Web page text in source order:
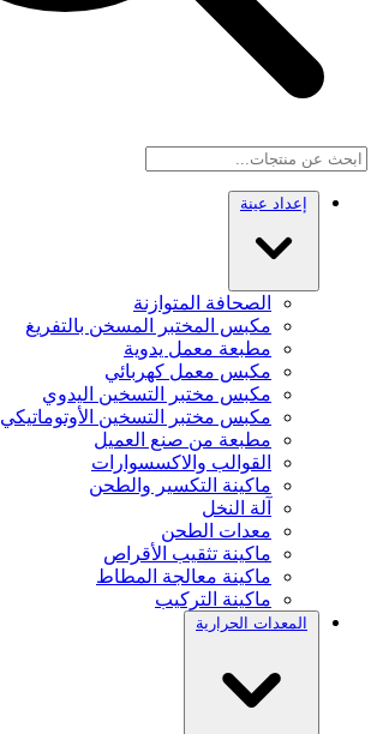
إعداد عينة
الصحافة المتوازنة
مكبس المختبر المسخن بالتفريغ
مطبعة معمل يدوية
مكبس معمل كهربائي
مكبس مختبر التسخين اليدوي
مكبس مختبر التسخين الأوتوماتيكي
مطبعة من صنع العميل
القوالب والاكسسوارات
ماكينة التكسير والطحن
آلة النخل
معدات الطحن
ماكينة تثقيب الأقراص
ماكينة معالجة المطاط
ماكينة التركيب
المعدات الحرارية